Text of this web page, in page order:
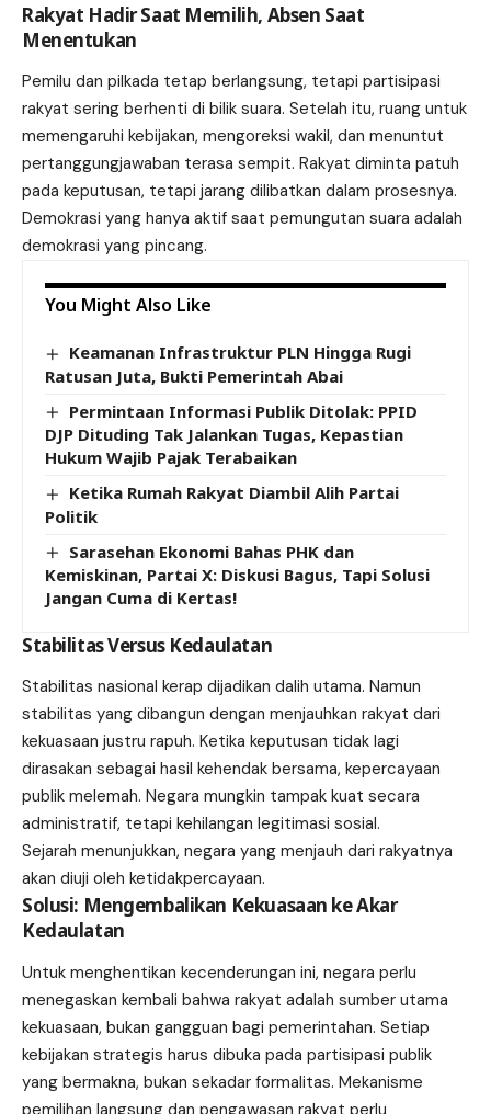
Rakyat Hadir Saat Memilih, Absen Saat
Menentukan
Pemilu dan pilkada tetap berlangsung, tetapi partisipasi
rakyat sering berhenti di bilik suara. Setelah itu, ruang untuk
memengaruhi kebijakan, mengoreksi wakil, dan menuntut
pertanggungjawaban terasa sempit. Rakyat diminta patuh
pada keputusan, tetapi jarang dilibatkan dalam prosesnya.
Demokrasi yang hanya aktif saat pemungutan suara adalah
demokrasi yang pincang.
You Might Also Like
Keamanan Infrastruktur PLN Hingga Rugi
Ratusan Juta, Bukti Pemerintah Abai
Permintaan Informasi Publik Ditolak: PPID
DJP Dituding Tak Jalankan Tugas, Kepastian
Hukum Wajib Pajak Terabaikan
Ketika Rumah Rakyat Diambil Alih Partai
Politik
Sarasehan Ekonomi Bahas PHK dan
Kemiskinan, Partai X: Diskusi Bagus, Tapi Solusi
Jangan Cuma di Kertas!
Stabilitas Versus Kedaulatan
Stabilitas nasional kerap dijadikan dalih utama. Namun
stabilitas yang dibangun dengan menjauhkan rakyat dari
kekuasaan justru rapuh. Ketika keputusan tidak lagi
dirasakan sebagai hasil kehendak bersama, kepercayaan
publik melemah. Negara mungkin tampak kuat secara
administratif, tetapi kehilangan legitimasi sosial.
Sejarah menunjukkan, negara yang menjauh dari rakyatnya
akan diuji oleh ketidakpercayaan.
Solusi: Mengembalikan Kekuasaan ke Akar
Kedaulatan
Untuk menghentikan kecenderungan ini, negara perlu
menegaskan kembali bahwa rakyat adalah sumber utama
kekuasaan, bukan gangguan bagi pemerintahan. Setiap
kebijakan strategis harus dibuka pada partisipasi publik
yang bermakna, bukan sekadar formalitas. Mekanisme
pemilihan langsung dan pengawasan rakyat perlu